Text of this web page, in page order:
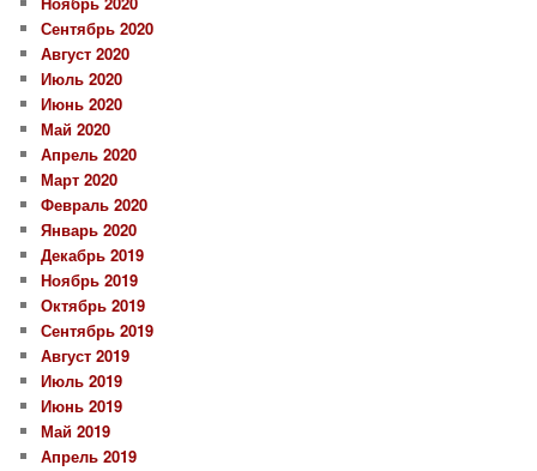
Сентябрь 2020
Август 2020
Июль 2020
Июнь 2020
Май 2020
Апрель 2020
Март 2020
Февраль 2020
Январь 2020
Декабрь 2019
Ноябрь 2019
Октябрь 2019
Сентябрь 2019
Август 2019
Июль 2019
Июнь 2019
Май 2019
Апрель 2019